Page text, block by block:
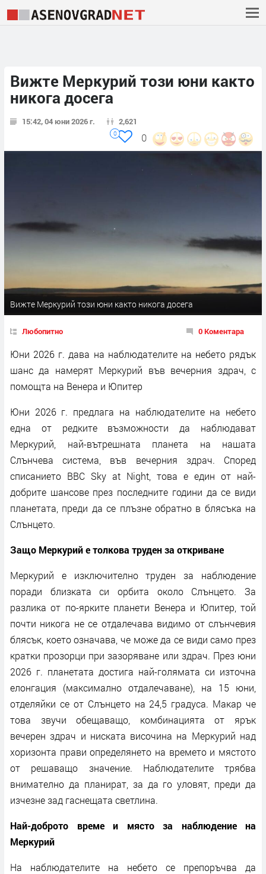
Вижте Меркурий този юни както
никога досега
15:42, 04 юни 2026 г. 2,621
0
0
Вижте Меркурий този юни както никога досега
Любопитно 0 Коментара
Юни 2026 г. дава на наблюдателите на небето рядък
шанс да намерят Меркурий във вечерния здрач, с
помощта на Венера и Юпитер
Юни 2026 г. предлага на наблюдателите на небето
една от редките възможности да наблюдават
Меркурий, най-вътрешната планета на нашата
Слънчева система, във вечерния здрач. Според
списанието BBC Sky at Night, това е един от най-
добрите шансове през последните години да се види
планетата, преди да се плъзне обратно в блясъка на
Слънцето.
Защо Меркурий е толкова труден за откриване
Меркурий е изключително труден за наблюдение
поради близката си орбита около Слънцето. За
разлика от по-ярките планети Венера и Юпитер, той
почти никога не се отдалечава видимо от слънчевия
блясък, което означава, че може да се види само през
кратки прозорци при зазоряване или здрач. През юни
2026 г. планетата достига най-голямата си източна
елонгация (максимално отдалечаване), на 15 юни,
отделяйки се от Слънцето на 24,5 градуса. Макар че
това звучи обещаващо, комбинацията от ярък
вечерен здрач и ниската височина на Меркурий над
хоризонта прави определянето на времето и мястото
от решаващо значение. Наблюдателите трябва
внимателно да планират, за да го уловят, преди да
изчезне зад гаснещата светлина.
Най-доброто време и място за наблюдение на
Меркурий
На наблюдателите на небето се препоръчва да